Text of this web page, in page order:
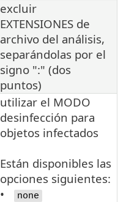
excluir
EXTENSIONES de
archivo del análisis,
separándolas por el
signo ":" (dos
puntos)
utilizar el MODO
desinfección para
objetos infectados
Están disponibles las
opciones siguientes:
none